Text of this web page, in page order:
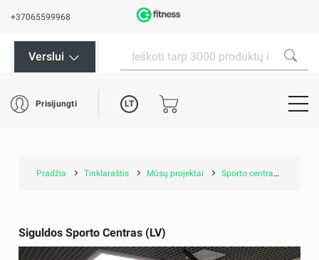
+37065599968
Verslui
Prisijungti LT
Pradžia Tinklaraštis Mūsų projektai Sporto centras/ projektai savivaldybėms
Siguldos Sporto Centras (LV)